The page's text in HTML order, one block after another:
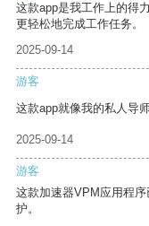
这款app是我工作上的得
更轻松地完成工作任务。
2025-09-14
游客
这款app就像我的私人导
2025-09-14
游客
这款加速器VPM应用程
护。